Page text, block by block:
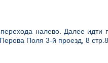
налево. Далее
Поля 3-й проезд, 8